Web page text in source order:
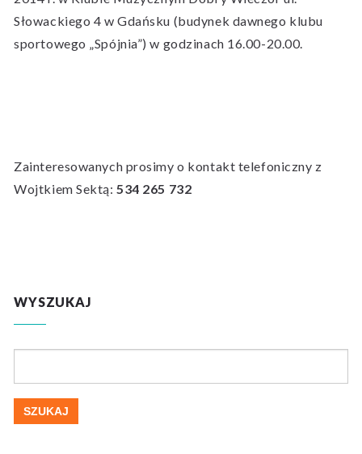
Słowackiego 4 w Gdańsku (budynek dawnego klubu
sportowego „Spójnia”) w godzinach 16.00-20.00.
Zainteresowanych prosimy o kontakt telefoniczny z
Wojtkiem Sektą:534 265 732
WYSZUKAJ